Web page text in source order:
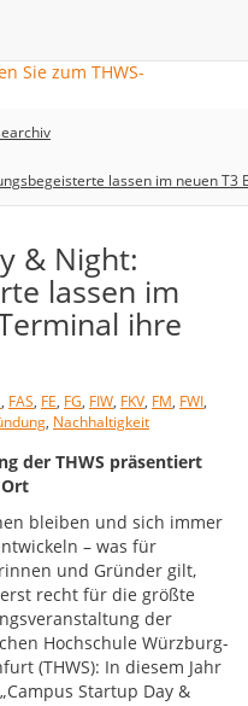
lassen im neuen T3
& Night:
lassen im
ihre
, FAS, FE, FG, FIW, FKV, FM, FWI,
, Nachhaltigkeit
der THWS präsentiert
bleiben und sich immer
– was für
und Gründer gilt,
recht für die größte
der
Hochschule Würzburg-
(THWS): In diesem Jahr
Startup Day &